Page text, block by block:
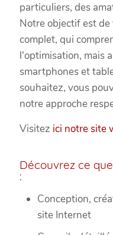
particuliers, des
Notre objectif est
complet, qui
l'optimisation, mais
smartphones et
souhaitez, vous
notre approche
Visitez ici notre site
Découvrez ce
:
Conception,
site Internet